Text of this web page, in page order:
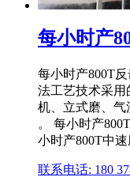
每小时产
每小时产800T
法工艺技术采用
机、立式磨、气
。 每小时产
小时产800T中
联系电话: 180